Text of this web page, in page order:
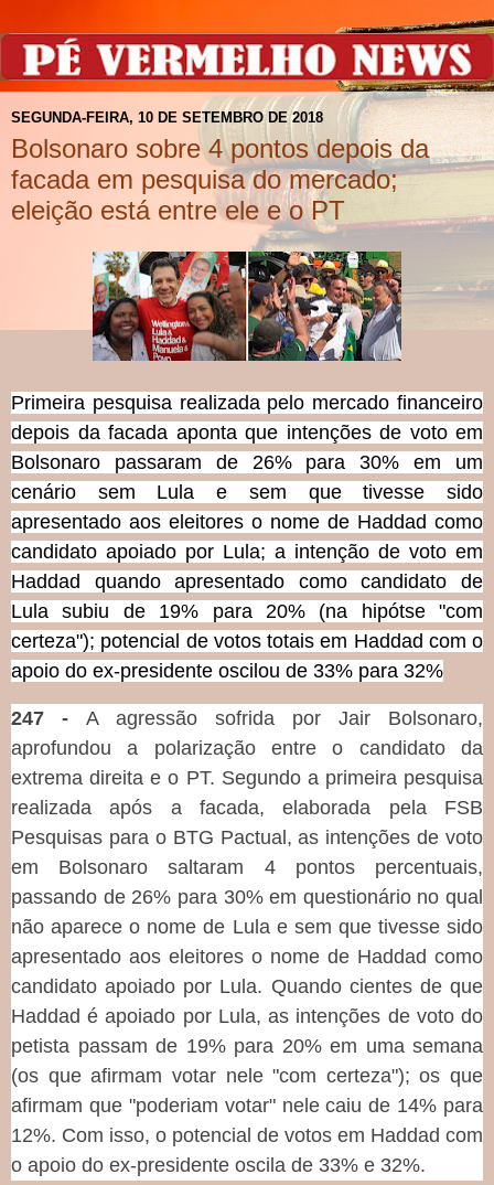
SEGUNDA-FEIRA, 10 DE SETEMBRO DE 2018
Bolsonaro sobre 4 pontos depois da
facada em pesquisa do mercado;
eleição está entre ele e o PT
Primeira pesquisa realizada pelo mercado financeiro
depois da facada aponta que intenções de voto em
Bolsonaro passaram de 26% para 30% em um
cenário sem Lula e sem que tivesse sido
apresentado aos eleitores o nome de Haddad como
candidato apoiado por Lula; a intenção de voto em
Haddad quando apresentado como candidato de
Lula subiu de 19% para 20% (na hipótse "com
certeza"); potencial de votos totais em Haddad com o
apoio do ex-presidente oscilou de 33% para 32%
247 - A agressão sofrida por Jair Bolsonaro,
aprofundou a polarização entre o candidato da
extrema direita e o PT. Segundo a primeira pesquisa
realizada após a facada, elaborada pela FSB
Pesquisas para o BTG Pactual, as intenções de voto
em Bolsonaro saltaram 4 pontos percentuais,
passando de 26% para 30% em questionário no qual
não aparece o nome de Lula e sem que tivesse sido
apresentado aos eleitores o nome de Haddad como
candidato apoiado por Lula. Quando cientes de que
Haddad é apoiado por Lula, as intenções de voto do
petista passam de 19% para 20% em uma semana
(os que afirmam votar nele "com certeza"); os que
afirmam que "poderiam votar" nele caiu de 14% para
12%. Com isso, o potencial de votos em Haddad com
o apoio do ex-presidente oscila de 33% e 32%.